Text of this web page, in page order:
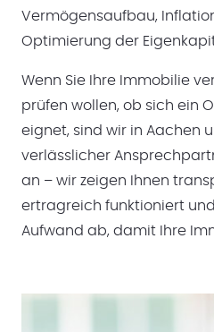
Vermögensaufbau,
Optimierung der
Wenn Sie Ihre Immobilie
prüfen wollen, ob sich ein
eignet, sind wir in Aachen
verlässlicher
an – wir zeigen Ihnen
ertragreich funktioniert
Aufwand ab, damit Ihre